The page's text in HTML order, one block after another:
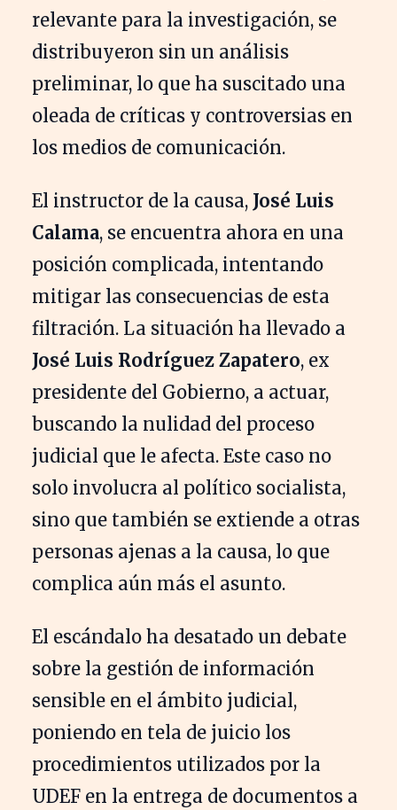
relevante para la investigación, se
distribuyeron sin un análisis
preliminar, lo que ha suscitado una
oleada de críticas y controversias en
los medios de comunicación.
El instructor de la causa, José Luis
Calama, se encuentra ahora en una
posición complicada, intentando
mitigar las consecuencias de esta
filtración. La situación ha llevado a
José Luis Rodríguez Zapatero, ex
presidente del Gobierno, a actuar,
buscando la nulidad del proceso
judicial que le afecta. Este caso no
solo involucra al político socialista,
sino que también se extiende a otras
personas ajenas a la causa, lo que
complica aún más el asunto.
El escándalo ha desatado un debate
sobre la gestión de información
sensible en el ámbito judicial,
poniendo en tela de juicio los
procedimientos utilizados por la
UDEF en la entrega de documentos a